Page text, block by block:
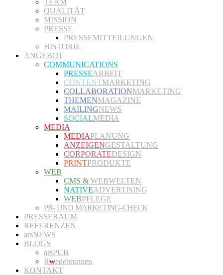
QUALITÄT
MISSION
PRESSE
PRESSEMITTEILUNGEN
HISTORIE
ANGEBOT
COMMUNICATIONS
PRESSEARBEIT
CONTENTMARKETING
COLLABORATIONMARKETING
THEMENMAGAZINE
MAILINGNEWS
SOCIALMEDIA
MEDIA
MEDIAPLANUNG
ANZEIGENGESTALTUNG
CORPORATEDESIGN
PRINTPRODUKTE
WEB
CMS & WEBWELTEN
NATIVEADVERTISING
WEBPFLEGE
PR- UND MARKETING-CHECK
PRESSERAUM
REFERENZEN
arsNEWS
BLOGS
arsPUB
Rwedebrunnen
KONTAKT